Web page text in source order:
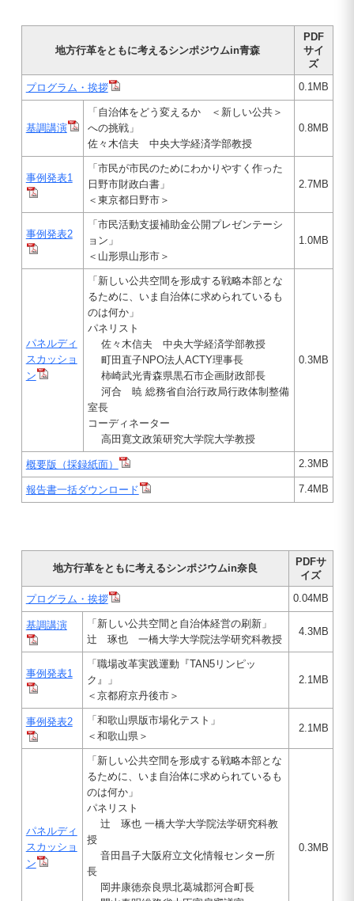
地方行革をともに考えるシンポジウムin青森
PDF
サイ
ズ
プログラム・挨拶
0.1MB
基調講演
「自治体をどう変えるか ＜新しい公共＞
への挑戦」
佐々木信夫 中央大学経済学部教授
0.8MB
事例発表1
「市民が市民のためにわかりやすく作った
日野市財政白書」
＜東京都日野市＞
2.7MB
事例発表2
「市民活動支援補助金公開プレゼンテーシ
ョン」
＜山形県山形市＞
1.0MB
パネルディ
スカッショ
ン
「新しい公共空間を形成する戦略本部とな
るために、いま自治体に求められているも
のは何か」
パネリスト
佐々木信夫 中央大学経済学部教授
町田直子NPO法人ACTY理事長
柿崎武光青森県黒石市企画財政部長
河合 暁 総務省自治行政局行政体制整備
室長
コーディネーター
高田寛文政策研究大学院大学教授
0.3MB
概要版（採録紙面） 2.3MB
報告書一括ダウンロード 7.4MB
地方行革をともに考えるシンポジウムin奈良
PDFサ
イズ
プログラム・挨拶
0.04MB
基調講演
「新しい公共空間と自治体経営の刷新」
辻 琢也 一橋大学大学院法学研究科教授
4.3MB
事例発表1
「職場改革実践運動『TAN5リンピッ
ク』」
＜京都府京丹後市＞
2.1MB
事例発表2
「和歌山県版市場化テスト」
＜和歌山県＞
2.1MB
パネルディ
スカッショ
ン
「新しい公共空間を形成する戦略本部とな
るために、いま自治体に求められているも
のは何か」
パネリスト
辻 琢也 一橋大学大学院法学研究科教
授
音田昌子大阪府立文化情報センター所
長
岡井康徳奈良県北葛城郡河合町長
0.3MB